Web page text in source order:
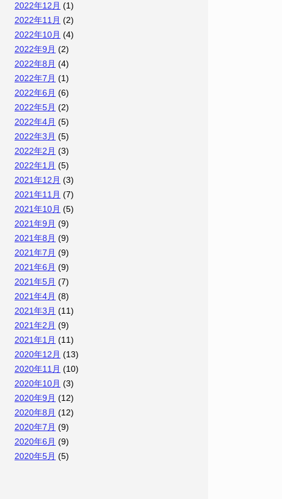
2022年12月 (1)
2022年11月 (2)
2022年10月 (4)
2022年9月 (2)
2022年8月 (4)
2022年7月 (1)
2022年6月 (6)
2022年5月 (2)
2022年4月 (5)
2022年3月 (5)
2022年2月 (3)
2022年1月 (5)
2021年12月 (3)
2021年11月 (7)
2021年10月 (5)
2021年9月 (9)
2021年8月 (9)
2021年7月 (9)
2021年6月 (9)
2021年5月 (7)
2021年4月 (8)
2021年3月 (11)
2021年2月 (9)
2021年1月 (11)
2020年12月 (13)
2020年11月 (10)
2020年10月 (3)
2020年9月 (12)
2020年8月 (12)
2020年7月 (9)
2020年6月 (9)
2020年5月 (5)